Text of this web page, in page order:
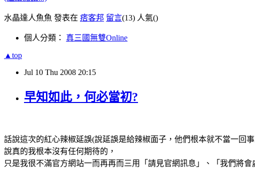
水晶達人魚魚 發表在 痞客邦 留言(13) 人氣()
個人分類： 真三國無雙Online
▲top
Jul 10 Thu 2008 20:15
早知如此，何必當初?
話說這次的紅心辣椒延誤(說延誤是給辣椒面子，他們根本就不當一回
說真的我根本沒有任何期待的，
只是我很不滿官方網站一而再再而三用「請見官網訊息」、「我們將